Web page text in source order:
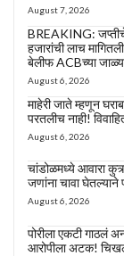
August 7, 2026
BREAKING: जप्तीचे
हजारांची लाच
बेलीफ ACBच्या
August 6, 2026
माहेरी जाते म्हणून
परतलीच नाही!
August 6, 2026
चांडोळमध्ये आवारा
जणांना चावा घेतल्याने
August 6, 2026
पोरीला एकटी गाठलं
आरोपीला अटक!